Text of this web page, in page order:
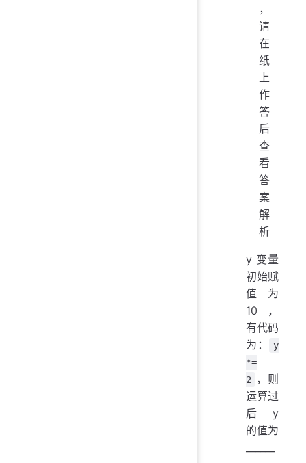
，
请
在
纸
上
作
答
后
查
看
答
案
解
析
y 变量
初始赋
值为
10，
有代码
为：
y
*=
2
，则
运算过
后 y
的值为